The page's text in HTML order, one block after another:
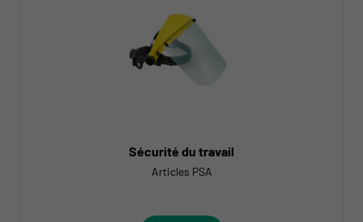
Sécurité du travail
Articles PSA